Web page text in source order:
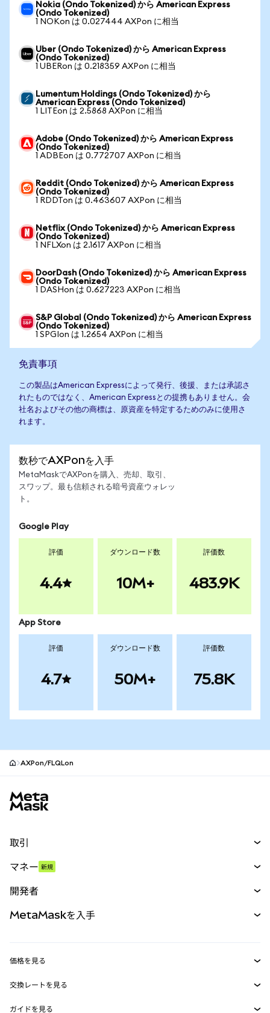
Nokia (Ondo Tokenized) から American Express
(Ondo Tokenized)
1 NOKon は 0.027444 AXPon に相当
Uber (Ondo Tokenized) から American Express
(Ondo Tokenized)
1 UBERon は 0.218359 AXPon に相当
Lumentum Holdings (Ondo Tokenized) から
American Express (Ondo Tokenized)
1 LITEon は 2.5868 AXPon に相当
Adobe (Ondo Tokenized) から American Express
(Ondo Tokenized)
1 ADBEon は 0.772707 AXPon に相当
Reddit (Ondo Tokenized) から American Express
(Ondo Tokenized)
1 RDDTon は 0.463607 AXPon に相当
Netflix (Ondo Tokenized) から American Express
(Ondo Tokenized)
1 NFLXon は 2.1617 AXPon に相当
DoorDash (Ondo Tokenized) から American Express
(Ondo Tokenized)
1 DASHon は 0.627223 AXPon に相当
S&P Global (Ondo Tokenized) から American Express
(Ondo Tokenized)
1 SPGIon は 1.2654 AXPon に相当
免責事項
この製品はAmerican Expressによって発行、後援、または承認さ
れたものではなく、American Expressとの提携もありません。会
社名およびその他の商標は、原資産を特定するためのみに使用さ
れます。
数秒でAXPonを入手
MetaMaskでAXPonを購入、売却、取引、
スワップ。最も信頼される暗号資産ウォレッ
ト。
Google Play
評価
4.4
ダウンロード数
10M+
評価数
483.9K
App Store
評価
4.7
ダウンロード数
50M+
評価数
75.8K
AXPon/FLQLon
取引
パーペチュアル
RWA
マネー 新規
開発者
MetaMask Connect
MetaMaskを入手
価格を見る
イーサリアムの価格
Solanaの価格
交換レートを見る
ガイドを見る